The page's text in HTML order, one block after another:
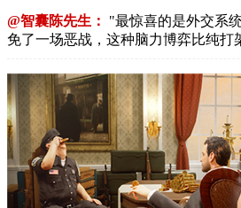
@智囊陈先生：
"最惊喜的是外交系
免了一场恶战，这种脑力博弈比纯打